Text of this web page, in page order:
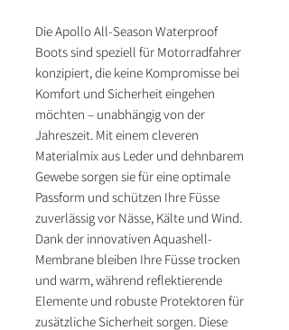
Die Apollo All-Season Waterproof
Boots sind speziell für Motorradfahrer
konzipiert, die keine Kompromisse bei
Komfort und Sicherheit eingehen
möchten – unabhängig von der
Jahreszeit. Mit einem cleveren
Materialmix aus Leder und dehnbarem
Gewebe sorgen sie für eine optimale
Passform und schützen Ihre Füsse
zuverlässig vor Nässe, Kälte und Wind.
Dank der innovativen Aquashell-
Membrane bleiben Ihre Füsse trocken
und warm, während reflektierende
Elemente und robuste Protektoren für
zusätzliche Sicherheit sorgen. Diese